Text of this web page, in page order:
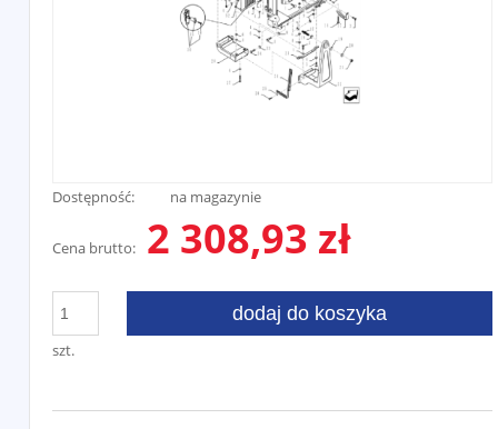
Dostępność: na magazynie
Cena brutto: 2 308,93 zł
szt.
dodaj do koszyka